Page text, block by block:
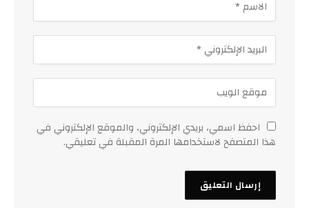
احفظ اسمي، بريدي الإلكتروني، والموقع الإلكتروني في
هذا المتصفح لاستخدامها المرة المقبلة في تعليقي.